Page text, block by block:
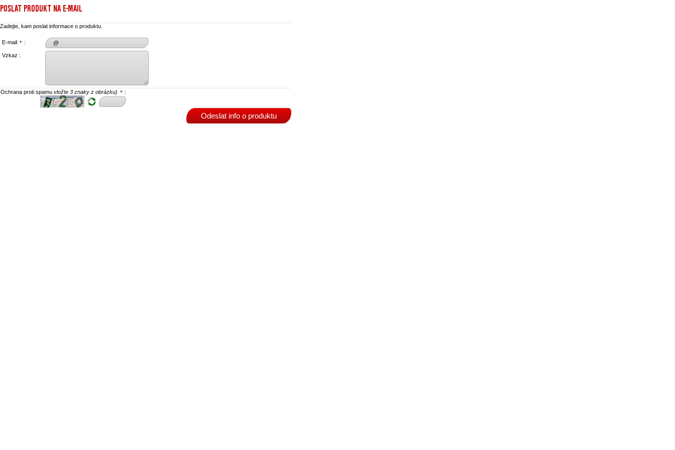
POSLAT PRODUKT NA E-MAIL
Zadejte, kam poslat informace o produktu.
E-mail * :
Vzkaz :
Ochrana proti spamu vložte 3 znaky z obrázku) * :